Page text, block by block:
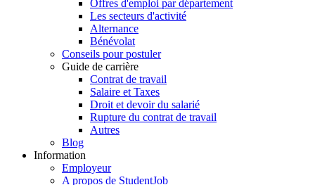
Offres d'emploi par département
Les secteurs d'activité
Alternance
Bénévolat
Conseils pour postuler
Guide de carrière
Contrat de travail
Salaire et Taxes
Droit et devoir du salarié
Rupture du contrat de travail
Autres
Blog
Information
Employeur
A propos de StudentJob